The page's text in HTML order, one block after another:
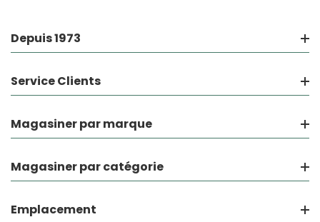
Depuis 1973
Service Clients
Magasiner par marque
Magasiner par catégorie
Emplacement